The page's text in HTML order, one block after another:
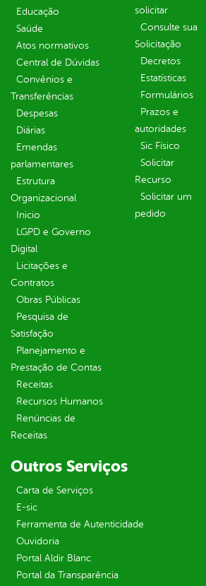
Educação
Saúde
Atos normativos
Central de Dúvidas
Convênios e
Transferências
Despesas
Diárias
Emendas
parlamentares
Estrutura
Organizacional
Inicio
LGPD e Governo
Digital
Licitações e
Contratos
Obras Públicas
Pesquisa de
Satisfação
Planejamento e
Prestação de Contas
Receitas
Recursos Humanos
Renúncias de
Receitas
solicitar
Consulte sua
Solicitação
Decretos
Estatísticas
Formulários
Prazos e
autoridades
Sic Físico
Solicitar
Recurso
Solicitar um
pedido
Outros Serviços
Carta de Serviços
E-sic
Ferramenta de Autenticidade
Ouvidoria
Portal Aldir Blanc
Portal da Transparência